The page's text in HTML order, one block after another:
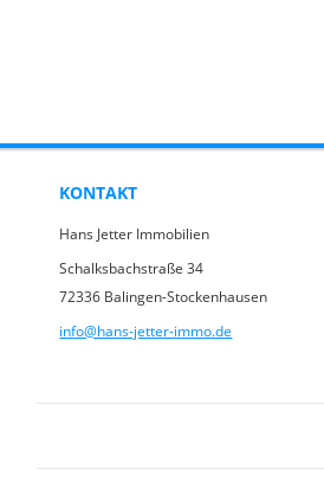
KONTAKT
Hans Jetter Immobilien
Schalksbachstraße 34
72336 Balingen-Stockenhausen
info@hans-jetter-immo.de